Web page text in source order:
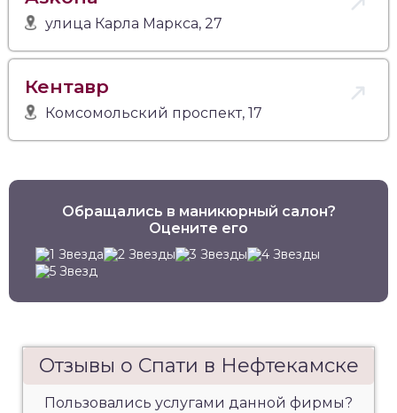
улица Карла Маркса, 27
Кентавр
Комсомольский проспект, 17
Обращались в маникюрный салон?
Оцените его
Отзывы о Спати в Нефтекамске
Пользовались услугами данной фирмы?